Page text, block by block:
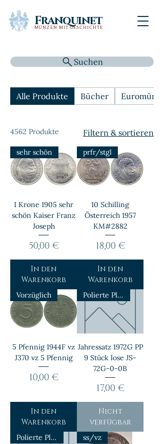
Franquinet
MÜNZEN MIT GESCHICHTE
Suchen
Alle Produkte Bücher
4562 Produkte Filtern & sortieren
sehr schön
1 Krone 1905 sehr
schön Kaiser Franz
Joseph
Preis
50,00 €
In den
Warenkorb
prfr/stgl
10 Schilling
Österreich 1957
KM#2882
Preis
18,00 €
In den
Warenkorb
Vorzüglich
5 Pfennig 1944F vz
J370 vz 5 Pfennig
Preis
10,00 €
In den
Warenkorb
Polierte Platte
Jahressatz 1972G PP
9 Stück lose JS-
72G-0-0B
Preis
17,00 €
Nicht
verfügbar
Polierte Platte ss/vz